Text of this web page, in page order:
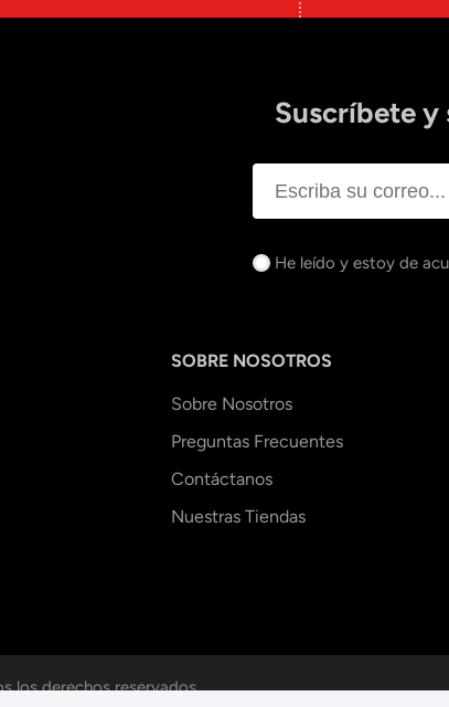
Suscríbete y
He leído y estoy de
SOBRE NOSOTROS
Sobre Nosotros
Preguntas Frecuentes
Contáctanos
Nuestras Tiendas
los derechos reservados.